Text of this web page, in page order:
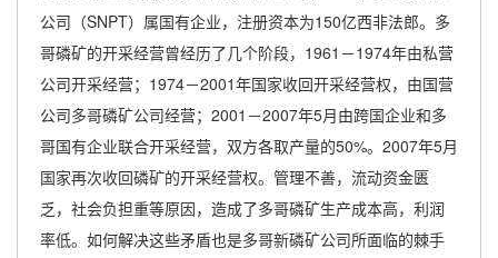
公司（SNPT）属国有企业，注册资本为150亿西非法郎。多
哥磷矿的开采经营曾经历了几个阶段，1961－1974年由私营
公司开采经营；1974－2001年国家收回开采经营权，由国营
公司多哥磷矿公司经营；2001－2007年5月由跨国企业和多
哥国有企业联合开采经营，双方各取产量的50%。2007年5月
国家再次收回磷矿的开采经营权。管理不善，流动资金匮
乏，社会负担重等原因，造成了多哥磷矿生产成本高，利润
率低。如何解决这些矛盾也是多哥新磷矿公司所面临的棘手